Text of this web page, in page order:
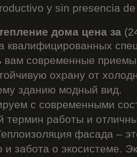
y sin presencia
дома цена за
квалифицированных
вам современные
охрану от
зданию модный вид.
с современными
термин работы и
фасада –
и забота о экосистеме.